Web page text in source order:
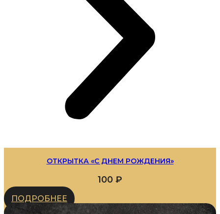
ОТКРЫТКА «С ДНЕМ РОЖДЕНИЯ»
100 ₽
ПОДРОБНЕЕ